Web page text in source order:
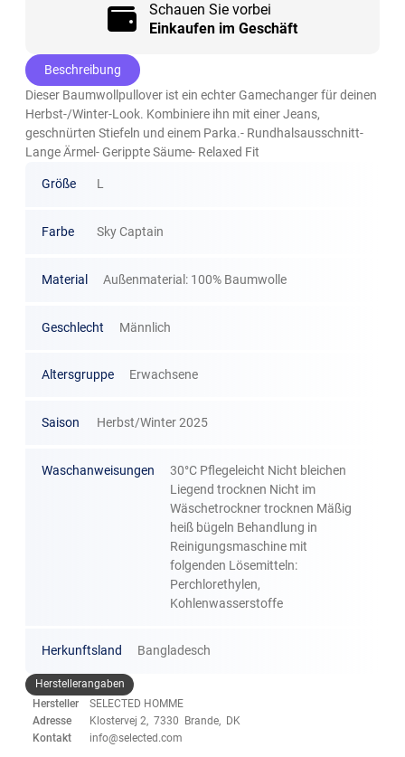
Schauen Sie vorbei
Einkaufen im Geschäft
Beschreibung
Dieser Baumwollpullover ist ein echter Gamechanger für deinen
Herbst-/Winter-Look. Kombiniere ihn mit einer Jeans,
geschnürten Stiefeln und einem Parka.- Rundhalsausschnitt-
Lange Ärmel- Gerippte Säume- Relaxed Fit
Größe L
Farbe Sky Captain
Material Außenmaterial: 100% Baumwolle
Geschlecht Männlich
Altersgruppe Erwachsene
Saison Herbst/Winter 2025
Waschanweisungen
30°C Pflegeleicht Nicht bleichen
Liegend trocknen Nicht im
Wäschetrockner trocknen Mäßig
heiß bügeln Behandlung in
Reinigungsmaschine mit
folgenden Lösemitteln:
Perchlorethylen,
Kohlenwasserstoffe
Herkunftsland Bangladesch
Herstellerangaben
Hersteller
SELECTED HOMME
Adresse
Klostervej 2, 7330 Brande, DK
Kontakt
info@selected.com